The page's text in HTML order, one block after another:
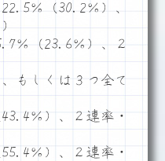
％（30.2％）、
％（23.6％）、２
もしくは３つ全て
％）、２連率・
％）、２連率・